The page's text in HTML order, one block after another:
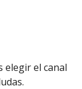
elegir el canal